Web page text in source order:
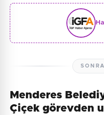
Menderes
Çiçek görevden